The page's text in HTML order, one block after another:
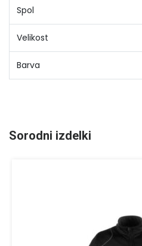
Spol
Velikost
Barva
Sorodni izdelki